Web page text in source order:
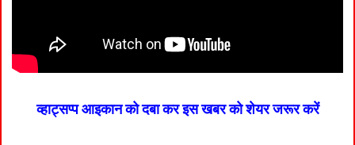
व्हाट्सप्प आइकान को दबा कर इस खबर को शेयर जरूर करें